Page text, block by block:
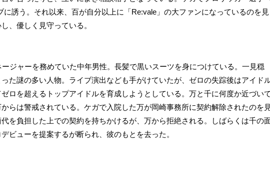
誘う。それ以来、百が自分以上に「Re:vale」の大ファンになっているのを見
、優しく見守っている。
ジャーを務めていた中年男性。長髪で黒いスーツを身につけている。一見穏
た謎の多い人物。ライブ演出なども手がけていたが、ゼロの失踪後はアイド
ロを超えるトップアイドルを育成しようとしている。万と千に何度か近づいて
らは警戒されている。ケガで入院した万が岡崎事務所に契約解除されたのを
を負担した上での契約を持ちかけるが、万から拒絶される。しばらくは千の
ビューを提案するが断られ、彼のもとを去った。